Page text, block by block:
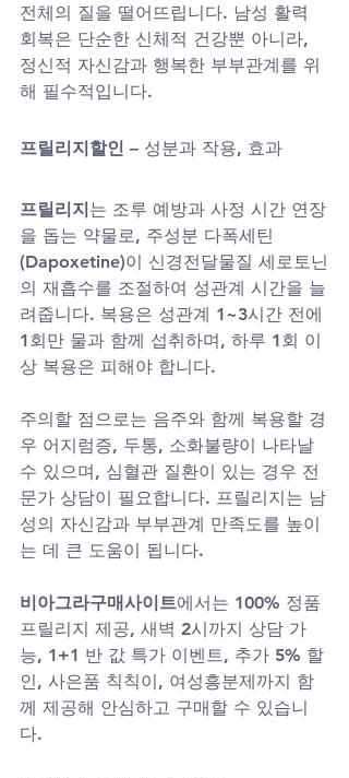
전체의 질을 떨어뜨립니다. 남성 활력
회복은 단순한 신체적 건강뿐 아니라,
정신적 자신감과 행복한 부부관계를 위
해 필수적입니다.
프릴리지할인 – 성분과 작용, 효과
프릴리지는 조루 예방과 사정 시간 연장
을 돕는 약물로, 주성분 다폭세틴
(Dapoxetine)이 신경전달물질 세로토닌
의 재흡수를 조절하여 성관계 시간을 늘
려줍니다. 복용은 성관계 1~3시간 전에
1회만 물과 함께 섭취하며, 하루 1회 이
상 복용은 피해야 합니다.
주의할 점으로는 음주와 함께 복용할 경
우 어지럼증, 두통, 소화불량이 나타날
수 있으며, 심혈관 질환이 있는 경우 전
문가 상담이 필요합니다. 프릴리지는 남
성의 자신감과 부부관계 만족도를 높이
는 데 큰 도움이 됩니다.
비아그라구매사이트에서는 100% 정품
프릴리지 제공, 새벽 2시까지 상담 가
능, 1+1 반 값 특가 이벤트, 추가 5% 할
인, 사은품 칙칙이, 여성흥분제까지 함
께 제공해 안심하고 구매할 수 있습니
다.